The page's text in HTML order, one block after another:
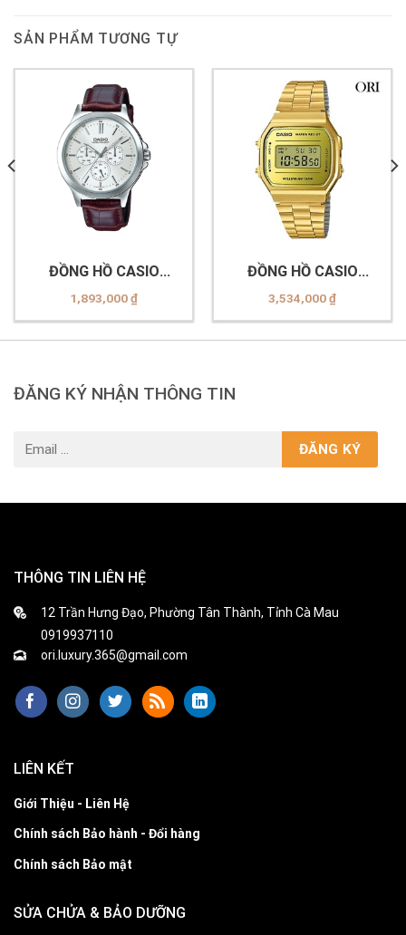
SẢN PHẨM TƯƠNG TỰ
ĐỒNG HỒ CASIO
MTP-V300L-7AUDF
1,893,000₫
ĐỒNG HỒ CASIO
A168WEGM-9DF
3,534,000₫
ĐĂNG KÝ NHẬN THÔNG TIN
THÔNG TIN LIÊN HỆ
12 Trần Hưng Đạo, Phường Tân Thành, Tỉnh Cà Mau
0919937110
ori.luxury.365@gmail.com
LIÊN KẾT
Giới Thiệu - Liên Hệ
Chính sách Bảo hành - Đổi hàng
Chính sách Bảo mật
SỬA CHỬA & BẢO DƯỠNG